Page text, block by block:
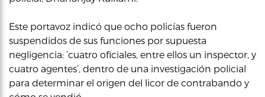
Este portavoz indicó que ocho policías fueron
suspendidos de sus funciones por supuesta
negligencia: ‘cuatro oficiales, entre ellos un inspector, y
cuatro agentes’, dentro de una investigación policial
para determinar el origen del licor de contrabando y